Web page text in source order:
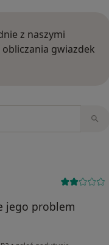
z naszymi
gwiazdek
jego problem
w opinii użytkownika M.